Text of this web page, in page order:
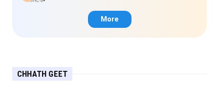
More
CHHATH GEET